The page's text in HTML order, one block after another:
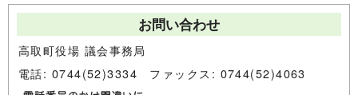
お問い合わせ
高取町役場 議会事務局
電話: 0744(52)3334 ファックス: 0744(52)4063